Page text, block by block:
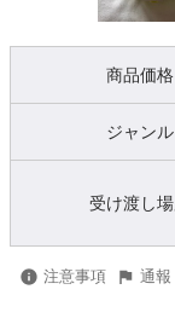
商品価格
ジャンル
受け渡し
注意事項 通報